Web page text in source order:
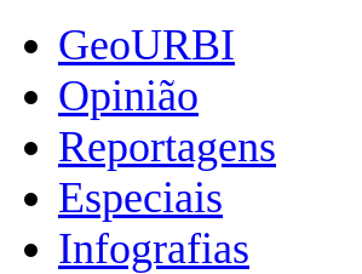
GeoURBI
Opinião
Reportagens
Especiais
Infografias